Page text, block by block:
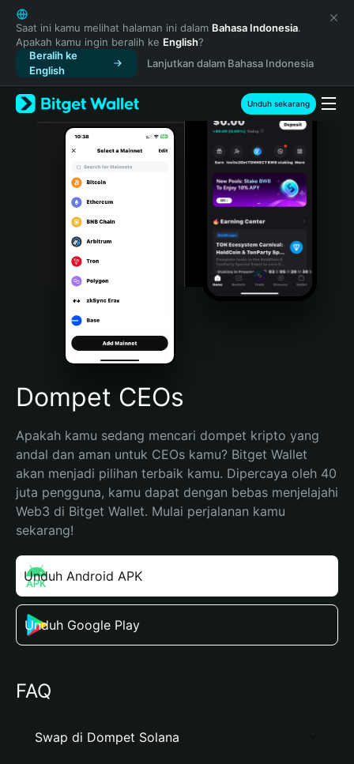
English
日本語
Tiếng Việt
Русский
Español (Latinoamérica)
Türkçe
Italiano
Português (Portugal)
Bahasa Indonesia
Português (Brasil)
Español (Argentina)
Saat ini kamu melihat halaman ini dalam Bahasa Indonesia.
Apakah kamu ingin beralih ke English?
Beralih ke
English
Lanjutkan dalam Bahasa Indonesia
Unduh sekarang
Dompet CEOs
Apakah kamu sedang mencari dompet kripto yang
andal dan aman untuk CEOs kamu? Bitget Wallet
akan menjadi pilihan terbaik kamu. Dipercaya oleh 40
juta pengguna, kamu dapat dengan bebas menjelajahi
Web3 di Bitget Wallet. Mulai perjalanan kamu
sekarang!
Unduh Android APK
Unduh Google Play
FAQ
Swap di Dompet Solana